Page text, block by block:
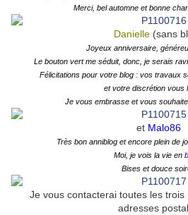
Merci, bel automne et bonne
Danielle (sans
Joyeux anniversaire,
Le bouton vert me séduit, donc, je serais
Félicitations pour votre blog : vos travaux
et votre discrétion vous
Je vous embrasse et vous
et Malo86
Très bon anniblog et encore plein de
Moi, je vois la vie en
Bises et douce
Je vous contacterai toutes les
adresses